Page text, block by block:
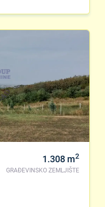
1.308 m2
GRAĐEVINSKO ZEMLJIŠTE